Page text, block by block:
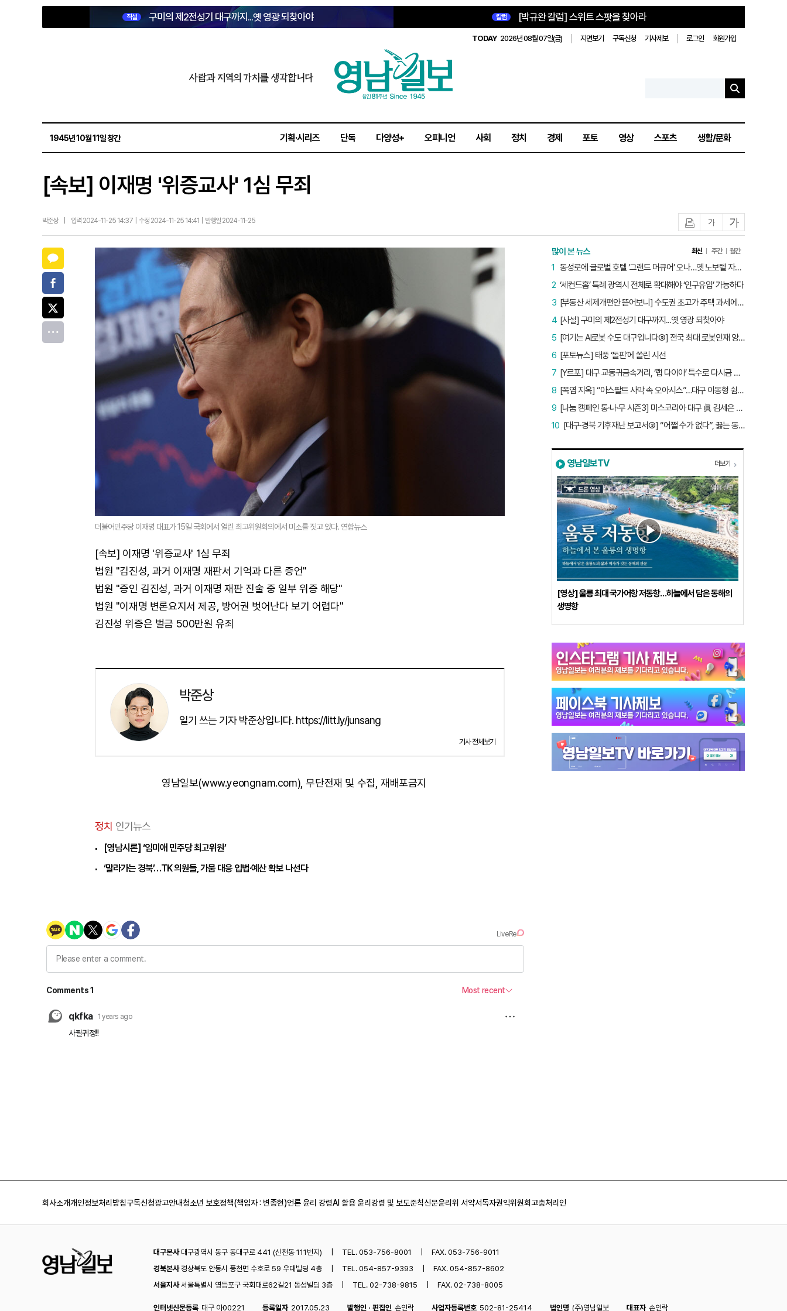
직설 구미의 제2전성기 대구까지...옛 영광 되찾아야 칼럼 [박규완 칼럼] 스위트 스팟을 찾아라
TODAY 2026년 08월 07일(금) 지면보기 구독신청 기사제보 로그인 회원가입
사람과 지역의 가치를 생각합니다
1945년 10월 11일 창간 기획·시리즈 단독 다양성+ 오피니언 사회 정치 경제 포토 영상 스포츠 생활/문화
[속보] 이재명 '위증교사' 1심 무죄
박준상 입력 2024-11-25 14:37 | 수정 2024-11-25 14:41 | 발행일 2024-11-25 글자작게글자크게
더불어민주당 이재명 대표가 15일 국회에서 열린 최고위원회의에서 미소를 짓고 있다. 연합뉴스
[속보] 이재명 '위증교사' 1심 무죄
법원 "김진성, 과거 이재명 재판서 기억과 다른 증언"
법원 "증인 김진성, 과거 이재명 재판 진술 중 일부 위증 해당"
법원 "이재명 변론요지서 제공, 방어권 벗어난다 보기 어렵다"
김진성 위증은 벌금 500만원 유죄
박준상
일기 쓰는 기자 박준상입니다. https://litt.ly/junsang
기사 전체보기
영남일보(www.yeongnam.com), 무단전재 및 수집, 재배포금지
정치 인기뉴스
[영남시론] ‘임미애 민주당 최고위원’
‘말라가는 경북’…TK 의원들, 가뭄 대응 입법·예산 확보 나선다
많이 본 뉴스 최신 주간 월간
동성로에 글로벌 호텔 ‘그랜드 머큐어’ 오나…옛 노보텔 자리 사무실 개설
1
‘세컨드홈’ 특례 광역시 전체로 확대해야 ‘인구유입’ 가능하다
2
[부동산 세제개편안 뜯어보니] 수도권 초고가 주택 과세에만 초점…침체된 지방 부동산 대책은 없다
3
[사설] 구미의 제2전성기 대구까지...옛 영광 되찾아야
4
[여기는 AI로봇 수도 대구입니다⑤] 전국 최대 로봇인재 양성소…“대구산업 맞춤형 교육과정 만들자”
5
[포토뉴스] 태풍 ‘돌핀’에 쏠린 시선
6
[Y르포] 대구 교동귀금속거리, ‘랩 다이아’ 특수로 다시금 활기…“반짝 인기 의존 않는 지속 가능 성장 동력 마련해야”
7
[폭염 지옥] “아스팔트 사막 속 오아시스”…대구 이동형 쉼터 버스 ‘북적’, 지하철역도 ‘바글’
8
[나눔 캠페인 통·나·무 시즌3] 미스코리아 대구 眞 김세은 “내가 받은 응원, 다음 사람에게”
9
[대구·경북 기후재난 보고서③] “어쩔 수가 없다”, 끓는 동해…‘절멸 위기’ 경북 수산업
10
영남일보TV 더보기
[영상] 울릉 최대 국가어항 저동항…하늘에서 담은 동해의
생명항
회사소개개인정보처리방침구독신청광고안내청소년 보호정책(책임자 : 변종현)언론 윤리 강령AI 활용 윤리강령 및 보도준칙신문윤리위 서약서독자권익위원회고충처리인
대구본사대구광역시 동구 동대구로 441 (신천동 111번지) TEL. 053-756-8001
FAX. 053-756-9011
경북본사경상북도 안동시 풍천면 수호로 59 우대빌딩 4층 TEL. 054-857-9393
FAX. 054-857-8602
서울지사서울특별시 영등포구 국회대로62길21 동성빌딩 3층 TEL. 02-738-9815 FAX. 02-738-8005
인터넷신문등록 대구 아00221 등록일자 2017.05.23 발행인 · 편집인 손인락 사업자등록번호 502-81-25414 법인명 (주)영남일보 대표자 손인락